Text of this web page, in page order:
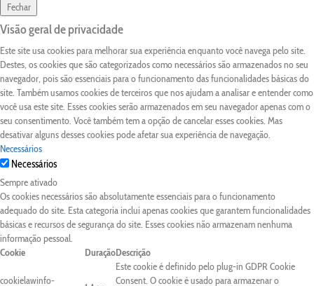
Fechar
Visão geral de privacidade
Este site usa cookies para melhorar sua experiência enquanto você navega pelo site.
Destes, os cookies que são categorizados como necessários são armazenados no seu
navegador, pois são essenciais para o funcionamento das funcionalidades básicas do
site. Também usamos cookies de terceiros que nos ajudam a analisar e entender como
você usa este site. Esses cookies serão armazenados em seu navegador apenas com o
seu consentimento. Você também tem a opção de cancelar esses cookies. Mas
desativar alguns desses cookies pode afetar sua experiência de navegação.
Necessários
Necessários
Sempre ativado
Os cookies necessários são absolutamente essenciais para o funcionamento
adequado do site. Esta categoria inclui apenas cookies que garantem funcionalidades
básicas e recursos de segurança do site. Esses cookies não armazenam nenhuma
informação pessoal.
Cookie
DuraçãoDescrição
cookielawinfo-
Este cookie é definido pelo plug-in GDPR Cookie
Consent. O cookie é usado para armazenar o